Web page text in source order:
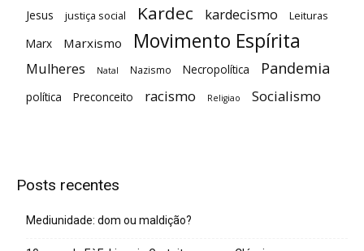
Jesus justiça social Kardec kardecismo Leituras
Marx Marxismo Movimento Espírita
Mulheres Natal Nazismo Necropolítica Pandemia
política Preconceito racismo Religiao Socialismo
Posts recentes
Mediunidade: dom ou maldição?